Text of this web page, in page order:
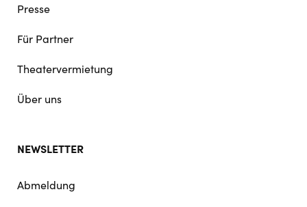
Presse
Für Partner
Theatervermietung
Über uns
NEWSLETTER
Abmeldung